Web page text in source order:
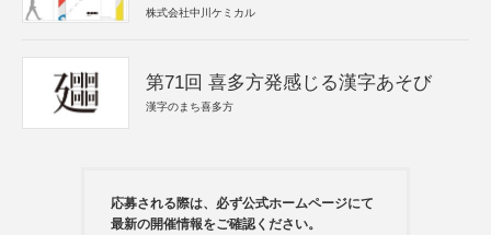
株式会社中川ケミカル
第71回 喜多方発感じる漢字あそび
漢字のまち喜多方
応募される際は、必ず公式ホームページにて
最新の開催情報をご確認ください。